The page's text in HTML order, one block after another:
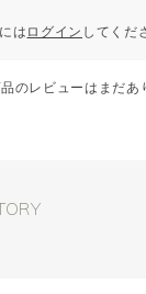
は ログイン してくだ
のレビューはまだあ